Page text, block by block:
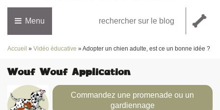
Menu
Accueil » Vidéo éducative »Adopter un chien adulte, est ce un bonne idée ?
Wouf Wouf Application
Commandez une promenade ou un
gardiennage